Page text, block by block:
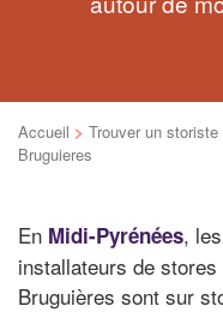
Accueil > Trouver un storiste
Bruguieres
En Midi-Pyrénées,
installateurs de
Bruguières sont sur